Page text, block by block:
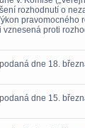
rozhodnutí o
vznesená proti
dne 18.
dne 15.